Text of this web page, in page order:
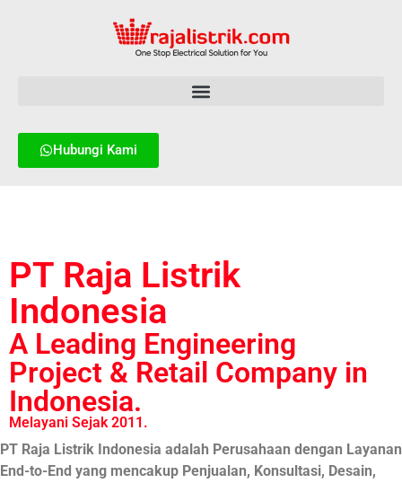
Hubungi Kami
PT Raja Listrik
Indonesia
A Leading Engineering
Project & Retail Company in
Indonesia.
Melayani Sejak 2011.
PT Raja Listrik Indonesia adalah Perusahaan dengan Layanan
End-to-End yang mencakup Penjualan, Konsultasi, Desain,